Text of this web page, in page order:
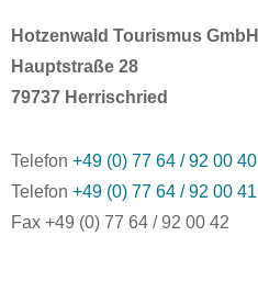
Hotzenwald Tourismus GmbH
Hauptstraße 28
79737 Herrischried
Telefon +49 (0) 77 64 / 92 00 40
Telefon +49 (0) 77 64 / 92 00 41
Fax +49 (0) 77 64 / 92 00 42